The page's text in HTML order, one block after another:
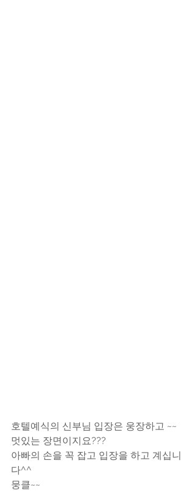
호텔예식의 신부님 입장은 웅장하고 ~~
멋있는 장면이지요???
아빠의 손을 꼭 잡고 입장을 하고 계십니
다^^
뭉클~~